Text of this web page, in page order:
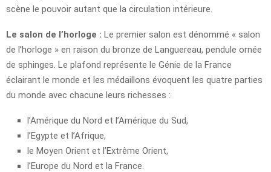
scène le pouvoir autant que la circulation intérieure.
Le salon de l’horloge : Le premier salon est dénommé « salon
de l’horloge » en raison du bronze de Languereau, pendule ornée
de sphinges. Le plafond représente le Génie de la France
éclairant le monde et les médaillons évoquent les quatre parties
du monde avec chacune leurs richesses :
l’Amérique du Nord et l’Amérique du Sud,
l’Egypte et l’Afrique,
le Moyen Orient et l’Extrême Orient,
l’Europe du Nord et la France.